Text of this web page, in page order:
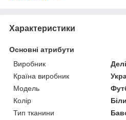
Характеристики
Основні атрибути
Виробник
Країна виробник
Модель
Колір
Тип тканини